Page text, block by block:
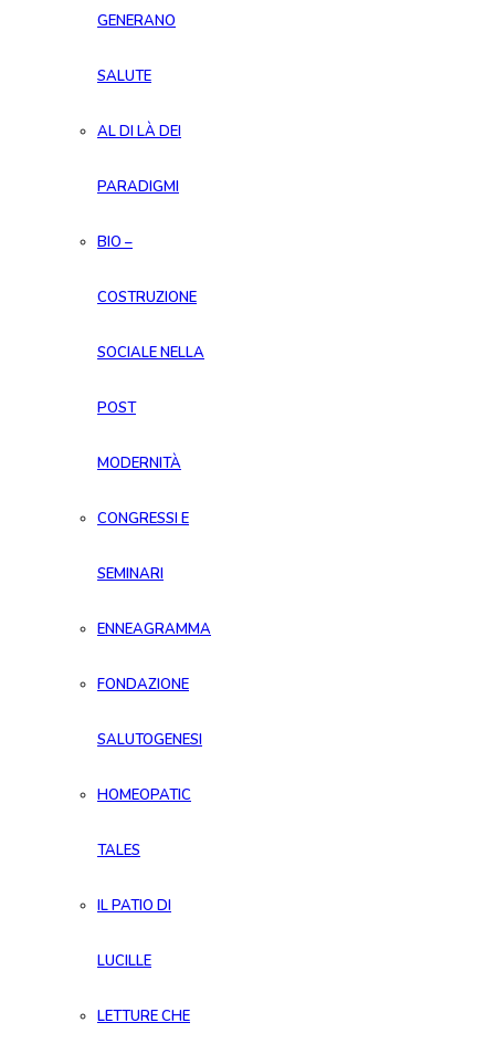
GENERANO
SALUTE
AL DI LÀ DEI
PARADIGMI
BIO –
COSTRUZIONE
SOCIALE NELLA
POST
MODERNITÀ
CONGRESSI E
SEMINARI
ENNEAGRAMMA
FONDAZIONE
SALUTOGENESI
HOMEOPATIC
TALES
IL PATIO DI
LUCILLE
LETTURE CHE